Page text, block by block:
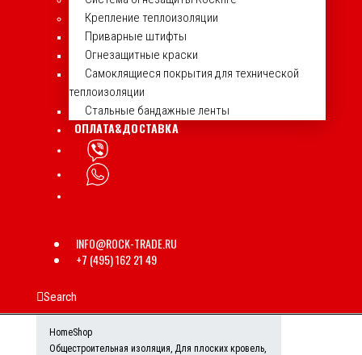
Крепление теплоизоляции
Приварные штифты
Огнезащитные краски
Самоклящиеся покрытия для технической
теплоизоляции
Стальные бандажные ленты
ОПЛАТА&ДОСТАВКА
INFO@ROCK-TRADE.RU
+7 (495) 162 21 49
Search
HomeShop
Общестроительная изоляция, Для плоских кровель,